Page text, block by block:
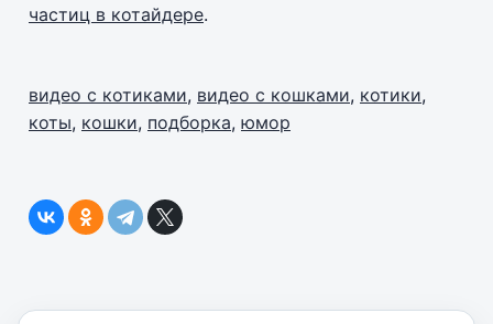
частиц в котайдере.
видео с котиками, видео с кошками, котики,
коты, кошки, подборка, юмор